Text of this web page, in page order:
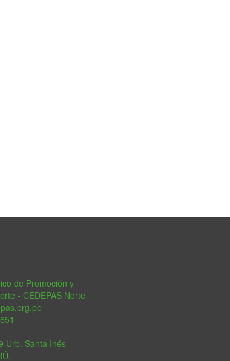
de Promoción y
- CEDEPAS Norte
Urb. Santa Inés